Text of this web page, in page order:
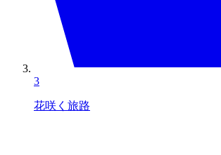
3
花咲く旅路